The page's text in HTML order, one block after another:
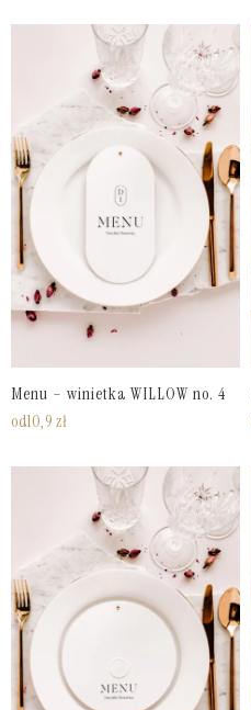
Menu – winietka WILLOW no. 4
od10,9 zł